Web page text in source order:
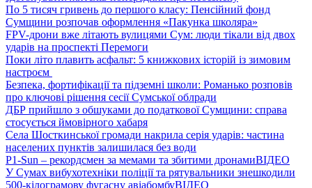
По 5 тисяч гривень до першого класу: Пенсійний фонд
Сумщини розпочав оформлення «Пакунка школяра»
FPV-дрони вже літають вулицями Сум: люди тікали від двох
ударів на проспекті Перемоги
Поки літо плавить асфальт: 5 книжкових історій із зимовим
настроєм
Безпека, фортифікації та підземні школи: Романько розповів
про ключові рішення сесії Сумської облради
ДБР прийшло з обшуками до податкової Сумщини: справа
стосується ймовірного хабаря
Села Шосткинської громади накрила серія ударів: частина
населених пунктів залишилася без води
P1-Sun – рекордсмен за мемами та збитими дронамиВІДЕО
У Сумах вибухотехніки поліції та рятувальники знешкодили
500-кілограмову фугасну авіабомбуВІДЕО